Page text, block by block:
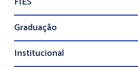
Graduação
Institucional